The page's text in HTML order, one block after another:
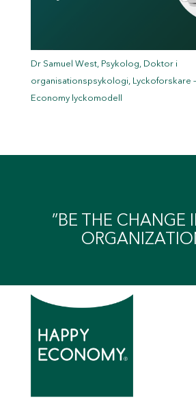
Dr Samuel West, Psykolog, Doktor i
organisationspsykologi, Lyckoforskare
Economy lyckomodell
”BE THE CHANGE